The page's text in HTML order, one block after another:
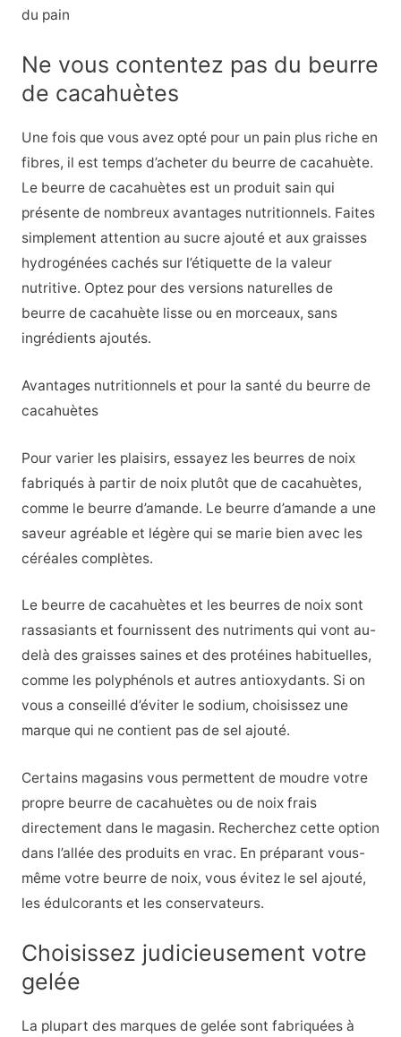
du pain
Ne vous contentez pas du beurre
de cacahuètes
Une fois que vous avez opté pour un pain plus riche en
fibres, il est temps d’acheter du beurre de cacahuète.
Le beurre de cacahuètes est un produit sain qui
présente de nombreux avantages nutritionnels. Faites
simplement attention au sucre ajouté et aux graisses
hydrogénées cachés sur l’étiquette de la valeur
nutritive. Optez pour des versions naturelles de
beurre de cacahuète lisse ou en morceaux, sans
ingrédients ajoutés.
Avantages nutritionnels et pour la santé du beurre de
cacahuètes
Pour varier les plaisirs, essayez les beurres de noix
fabriqués à partir de noix plutôt que de cacahuètes,
comme le beurre d’amande. Le beurre d’amande a une
saveur agréable et légère qui se marie bien avec les
céréales complètes.
Le beurre de cacahuètes et les beurres de noix sont
rassasiants et fournissent des nutriments qui vont au-
delà des graisses saines et des protéines habituelles,
comme les polyphénols et autres antioxydants. Si on
vous a conseillé d’éviter le sodium, choisissez une
marque qui ne contient pas de sel ajouté.
Certains magasins vous permettent de moudre votre
propre beurre de cacahuètes ou de noix frais
directement dans le magasin. Recherchez cette option
dans l’allée des produits en vrac. En préparant vous-
même votre beurre de noix, vous évitez le sel ajouté,
les édulcorants et les conservateurs.
Choisissez judicieusement votre
gelée
La plupart des marques de gelée sont fabriquées à